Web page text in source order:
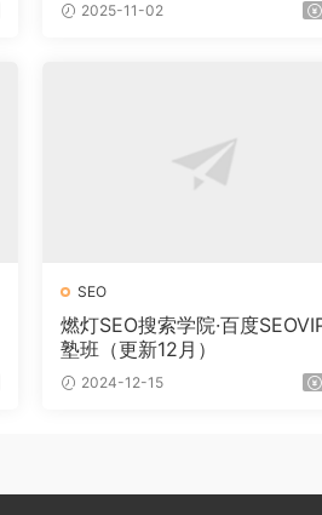
2025-11-02
SEO
燃灯SEO搜索学院·百度
塾班（更新12月）
2024-12-15